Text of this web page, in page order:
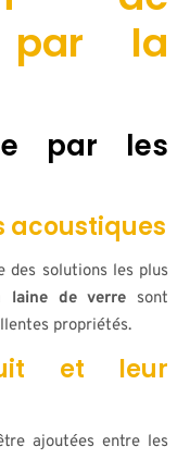
par la
par les
acoustiques
des solutions les plus
laine de verre sont
propriétés.
et leur
ajoutées entre les